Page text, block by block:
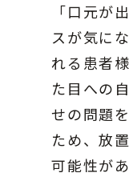
「口元が
スが気に
れる患者
た目への
せの問題
ため、放
可能性があ